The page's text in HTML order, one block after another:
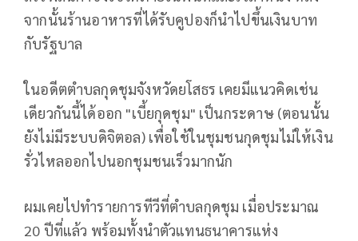
จากนั้นร้านอาหารที่ได้รับคูปองก็นำไปขึ้นเงินบาท
กับรัฐบาล
ในอดีตตำบลกุดชุมจังหวัดยโสธร เคยมีแนวคิดเช่น
เดียวกันนี้ได้ออก "เบี้ยกุดชุม" เป็นกระดาษ (ตอนนั้น
ยังไม่มีระบบดิจิตอล) เพื่อใช้ในชุมชนกุดชุมไม่ให้เงิน
รั่วไหลออกไปนอกชุมชนเร็วมากนัก
ผมเคยไปทำรายการทีวีที่ตำบลกุดชุม เมื่อประมาณ
20 ปีที่แล้ว พร้อมทั้งนำตัวแทนธนาคารแห่ง